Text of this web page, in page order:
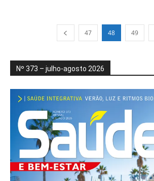
47 48 49
Nº 373 – julho-agosto 2026